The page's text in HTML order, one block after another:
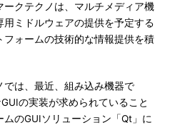
クテクノは、マルチメディア機
ミドルウェアの提供を予定する
ォームの技術的な情報提供を積
は、最近、組み込み機器で
の実装が求められていること
のGUIソリューション「Qt」に